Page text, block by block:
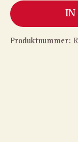
IN
Produktnummer: